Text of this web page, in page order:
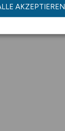
AKZEPTIEREN